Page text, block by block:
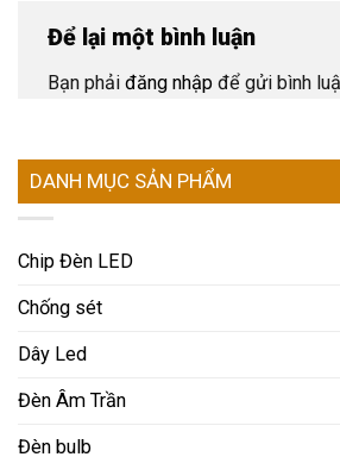
Để lại một bình luận
Bạn phải đăng nhập để gửi bình
DANH MỤC SẢN PHẨM
Chip Đèn LED
Chống sét
Dây Led
Đèn Âm Trần
Đèn bulb